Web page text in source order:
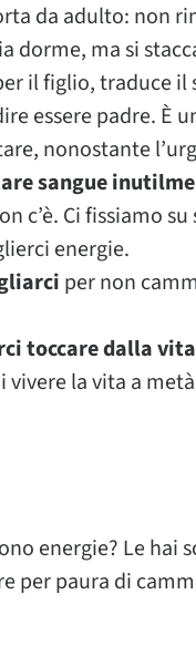
da adulto: non
ma si
il figlio, traduce
essere padre. È
nonostante
sangue
c’è. Ci fissiamo
energie.
per non
toccare dalla vita
la vita a
energie? Le hai
per paura di